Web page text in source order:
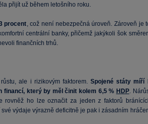
přijít už během letošního roku.
procent, což není nebezpečná úroveň. Zároveň je
centrální banky, přičemž jakýkoli šok
finančních trhů.
ale i rizikovým faktorem.Spojené státy míří
který by měl činit kolem 6,5 % HDP.
rovněž ho lze označit za jeden z faktorů
své výdaje výrazně deficitně je pak i zásadním